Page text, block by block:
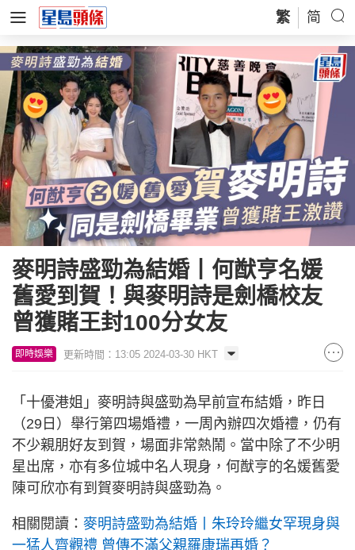
繁 简
麥明詩盛勁為結婚丨何猷亨名媛
舊愛到賀！與麥明詩是劍橋校友
曾獲賭王封100分女友
即時娛樂 更新時間：13:05 2024-03-30 HKT
「十優港姐」麥明詩與盛勁為早前宣布結婚，昨日
（29日）舉行第四場婚禮，一周內辦四次婚禮，仍有
不少親朋好友到賀，場面非常熱鬧。當中除了不少明
星出席，亦有多位城中名人現身，何猷亨的名媛舊愛
陳可欣亦有到賀麥明詩與盛勁為。
相關閱讀： 麥明詩盛勁為結婚丨朱玲玲繼女罕現身與
一猛人齊觀禮 曾傳不滿父親羅康瑞再婚？